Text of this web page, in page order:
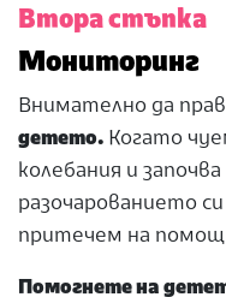
Втора стъпка
Мониторинг
Внимателно да
детето. Когато
колебания и
разочарованието
притечем на
Помогнете на